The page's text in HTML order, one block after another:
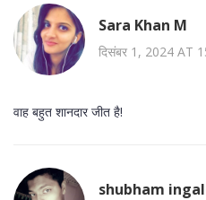
Sara Khan M
दिसंबर 1, 2024 AT
वाह बहुत शानदार जीत है!
shubham